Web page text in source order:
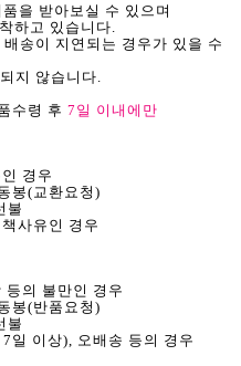
을 받아보실 수 있으며
하고 있습니다.
송이 지연되는 경우가 있을 수
지 않습니다.
수령 후 7일 이내에만
경우
봉(교환요청)
선불
사유인 경우
등의 불만인 경우
봉(반품요청)
불
일 이상), 오배송 등의 경우